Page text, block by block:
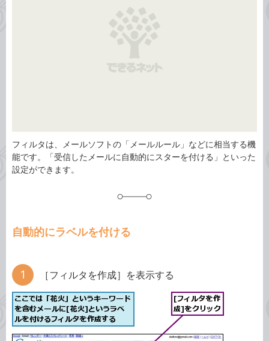
フィルタは、メールソフトの「メールルール」などに相当する機
能です。「受信したメールに自動的にスターを付ける」といった
設定ができます。
自動的にラベルを付ける
［フィルタを作成］を表示する